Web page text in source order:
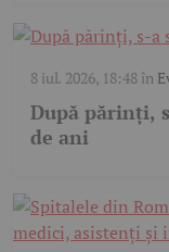
8 iul. 2026, 18:48în
După părinți,
de ani